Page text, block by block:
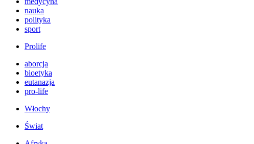
nauka
polityka
sport
Prolife
aborcja
bioetyka
eutanazja
pro-life
Włochy
Świat